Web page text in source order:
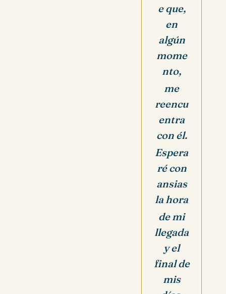
e que,
en
algún
mome
nto,
me
reencu
entra
con él.
Espera
ré con
ansias
la hora
de mi
llegada
y el
final de
mis